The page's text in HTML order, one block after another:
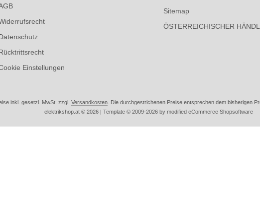
Einstellungen
Sitemap
ÖSTERREICHISCHER
inkl. gesetzl. MwSt. zzgl. Versandkosten . Die durchgestrichenen Preise entsprechen dem bisherigen
elektrikshop.at © 2026 | Template © 2009-2026 by modified eCommerce Shopsoftware